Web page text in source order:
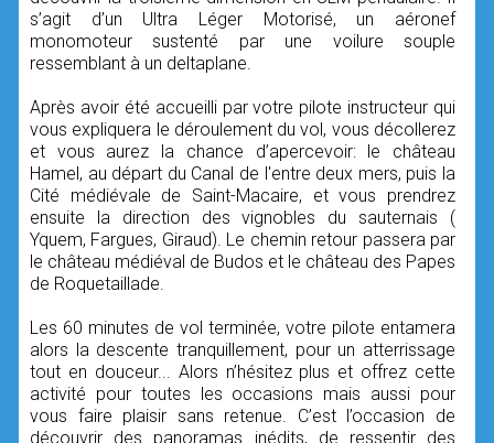
s’agit d’un Ultra Léger Motorisé, un aéronef
monomoteur sustenté par une voilure souple
ressemblant à un deltaplane.
Après avoir été accueilli par votre pilote instructeur qui
vous expliquera le déroulement du vol, vous décollerez
et vous aurez la chance d’apercevoir: le château
Hamel, au départ du Canal de l'entre deux mers, puis la
Cité médiévale de Saint-Macaire, et vous prendrez
ensuite la direction des vignobles du sauternais (
Yquem, Fargues, Giraud). Le chemin retour passera par
le château médiéval de Budos et le château des Papes
de Roquetaillade.
Les 60 minutes de vol terminée, votre pilote entamera
alors la descente tranquillement, pour un atterrissage
tout en douceur... Alors n’hésitez plus et offrez cette
activité pour toutes les occasions mais aussi pour
vous faire plaisir sans retenue. C’est l’occasion de
découvrir des panoramas inédits, de ressentir des